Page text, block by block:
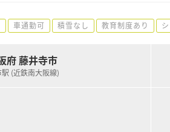
車通勤可 積雪なし 教育制度あり
府 藤井寺市
(近鉄南大阪線)